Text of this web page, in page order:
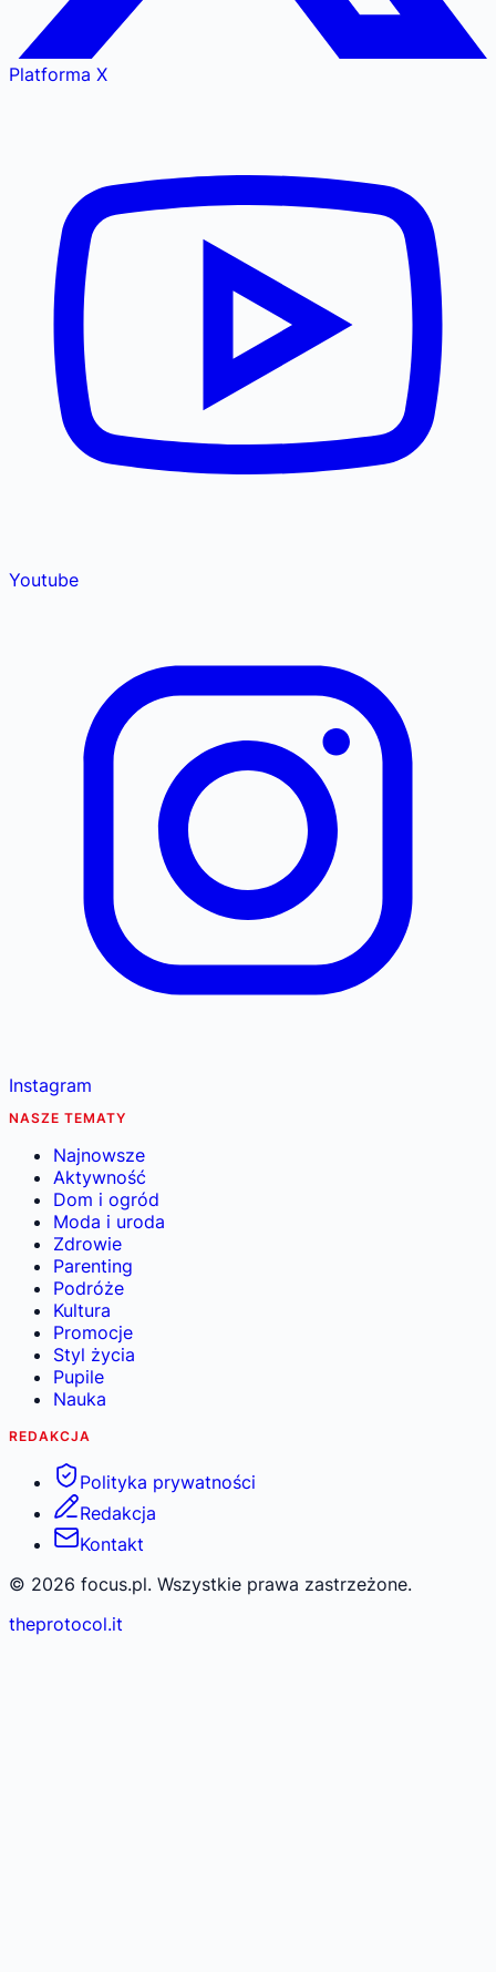
Platforma X
Youtube
Instagram
NASZE TEMATY
Najnowsze
Aktywność
Dom i ogród
Moda i uroda
Zdrowie
Parenting
Podróże
Kultura
Promocje
Styl życia
Pupile
Nauka
REDAKCJA
Polityka prywatności
Redakcja
Kontakt
© 2026 focus.pl. Wszystkie prawa zastrzeżone.
theprotocol.it